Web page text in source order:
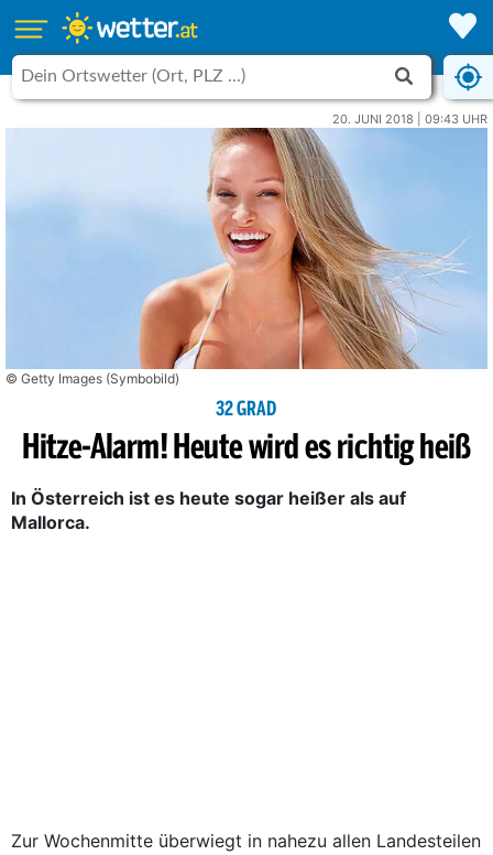
20. JUNI 2018 | 09:43 UHR
© Getty Images (Symbobild)
32 GRAD
Hitze-Alarm! Heute wird es richtig heiß
In Österreich ist es heute sogar heißer als auf
Mallorca.
Zur Wochenmitte überwiegt in nahezu allen Landesteilen